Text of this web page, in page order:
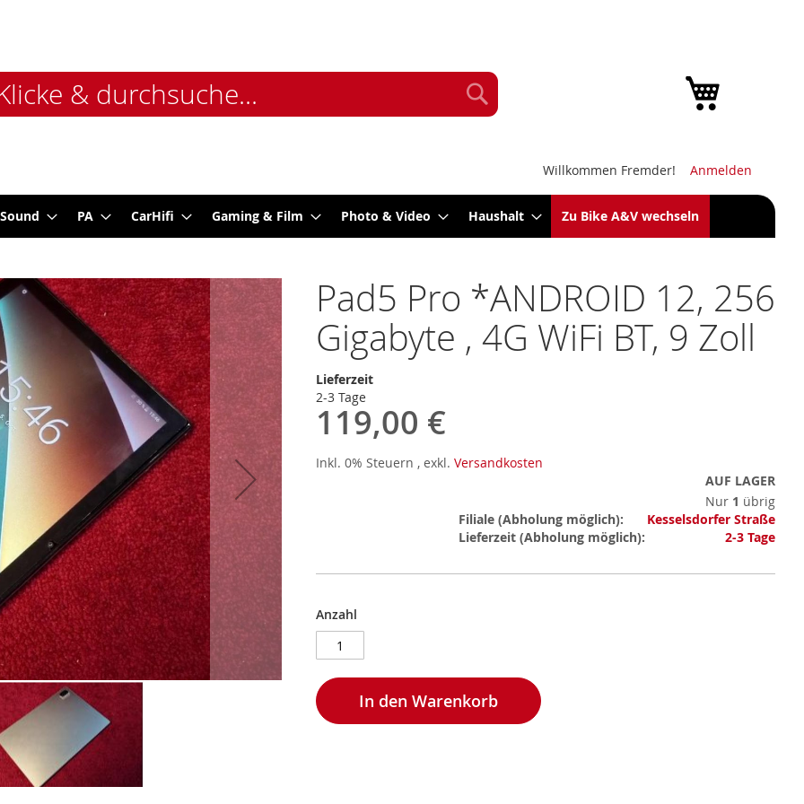
Willkommen Fremder! Anmelden
PA CarHifi Gaming & Film Photo & Video Haushalt Zu Bike A&V wechseln
Pad5 Pro *ANDROID 12, 256
Gigabyte , 4G WiFi BT, 9 Zoll
Lieferzeit
2-3 Tage
119,00 €
Inkl. 0% Steuern , exkl. Versandkosten
AUF LAGER
Nur 1 übrig
Mehr
Informationen
Filiale
Kesselsdorfer Straße
Lieferzeit
2-3 Tage
Anzahl
In den Warenkorb